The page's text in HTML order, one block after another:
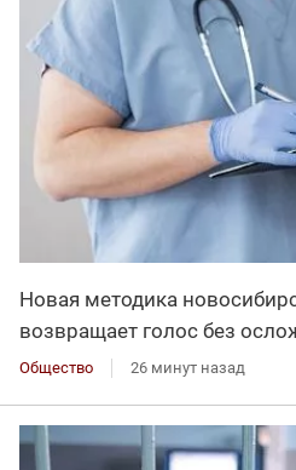
Новая методика
возвращает голос без
Общество 26 минут назад